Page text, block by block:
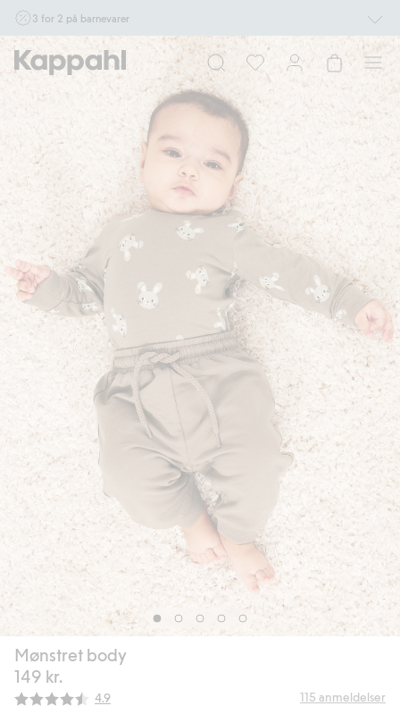
3 for 2 på barnevarer
Ikke Newbie. Gjelder når du handler 2 eller flere varer som inngår i tilbudet tom.
17/8 i butikk & online for deg som er eller blir medlem. Kan ikke kombineres med
andre tilbud eller rabatter.
Handle nå
Mønstret body
149 kr.
Gjennomsnittskarakter:
4.9 115 anmeldelser